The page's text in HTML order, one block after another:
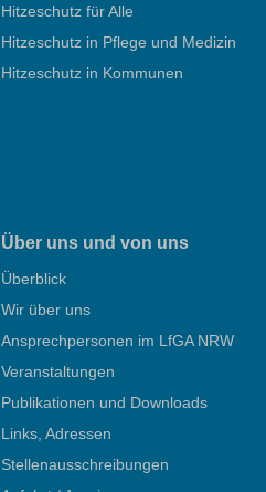
Hitzeschutz für Alle
Hitzeschutz in Pflege und Medizin
Hitzeschutz in Kommunen
Über uns und von uns
Überblick
Wir über uns
Ansprechpersonen im LfGA NRW
Veranstaltungen
Publikationen und Downloads
Links, Adressen
Stellenausschreibungen